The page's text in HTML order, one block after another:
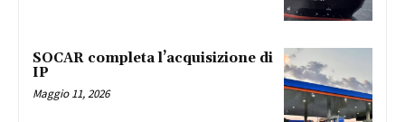
SOCAR completa l’acquisizione di
IP
Maggio 11, 2026